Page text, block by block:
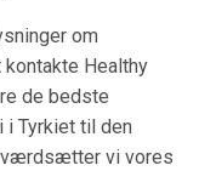
om
Healthy
de bedste
i Tyrkiet til den
værdsætter vi vores